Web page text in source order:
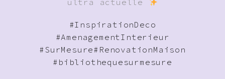
ultra actuelle
#InspirationDeco
#AmenagementInterieur
#SurMesure#RenovationMaison
#bibliothequesurmesure